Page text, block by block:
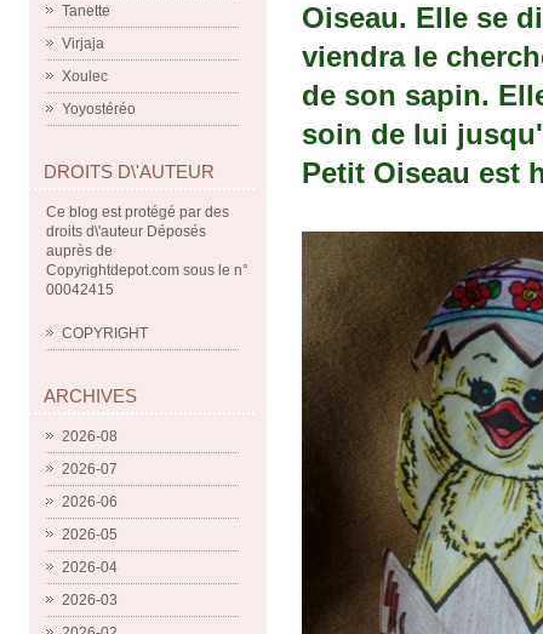
Tanette
Virjaja
Xoulec
Yoyostéréo
DROITS D\'AUTEUR
Ce blog est protégé par des
droits d\'auteur Déposés
auprès de
Copyrightdepot.com sous le n°
00042415
COPYRIGHT
ARCHIVES
2026-08
2026-07
2026-06
2026-05
2026-04
2026-03
Oiseau. Elle se
viendra le
de son sapin.
soin de lui
Petit Oiseau est